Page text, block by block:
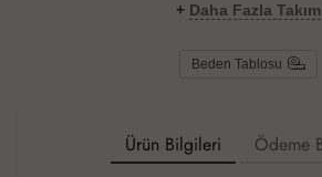
+ Daha Fazla Takım
Beden Tablosu
Ürün Bilgileri
Ödeme